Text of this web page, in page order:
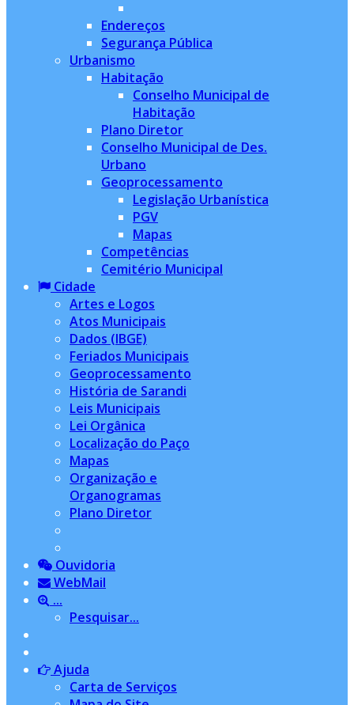
Endereços
Segurança Pública
Urbanismo
Habitação
Conselho Municipal de
Habitação
Plano Diretor
Conselho Municipal de Des.
Urbano
Geoprocessamento
Legislação Urbanística
PGV
Mapas
Competências
Cemitério Municipal
Cidade
Artes e Logos
Atos Municipais
Dados (IBGE)
Feriados Municipais
Geoprocessamento
História de Sarandi
Leis Municipais
Lei Orgânica
Localização do Paço
Mapas
Organização e
Organogramas
Plano Diretor
Ouvidoria
WebMail
...
Pesquisar...
Ajuda
Carta de Serviços